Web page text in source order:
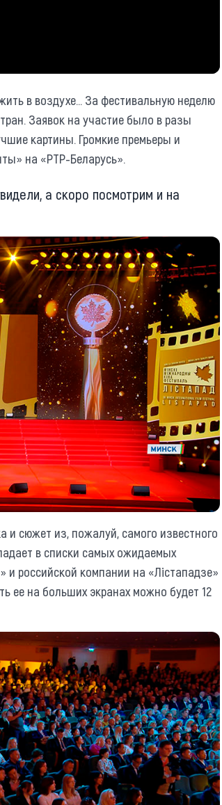
в воздухе... За фестивальную неделю
Заявок на участие было в разы
картины. Громкие премьеры и
на «РТР-Беларусь».
а скоро посмотрим и на
и сюжет из, пожалуй, самого известного
в списки самых ожидаемых
и российской компании на «Лiстападзе»
ее на больших экранах можно будет 12